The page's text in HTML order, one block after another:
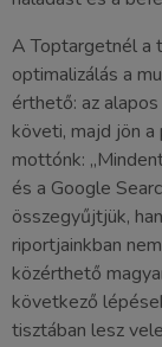
A Toptargetnél a
optimalizálás a
érthető: az
követi, majd jön
mottónk:
és a Google
összegyűjtjük,
riportjainkban
közérthető
következő
tisztában lesz